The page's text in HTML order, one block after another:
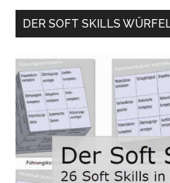
...
DER SOFT SKILLS